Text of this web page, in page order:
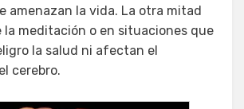
amenazan la vida. La otra mitad
meditación o en situaciones que
la salud ni afectan el
cerebro.